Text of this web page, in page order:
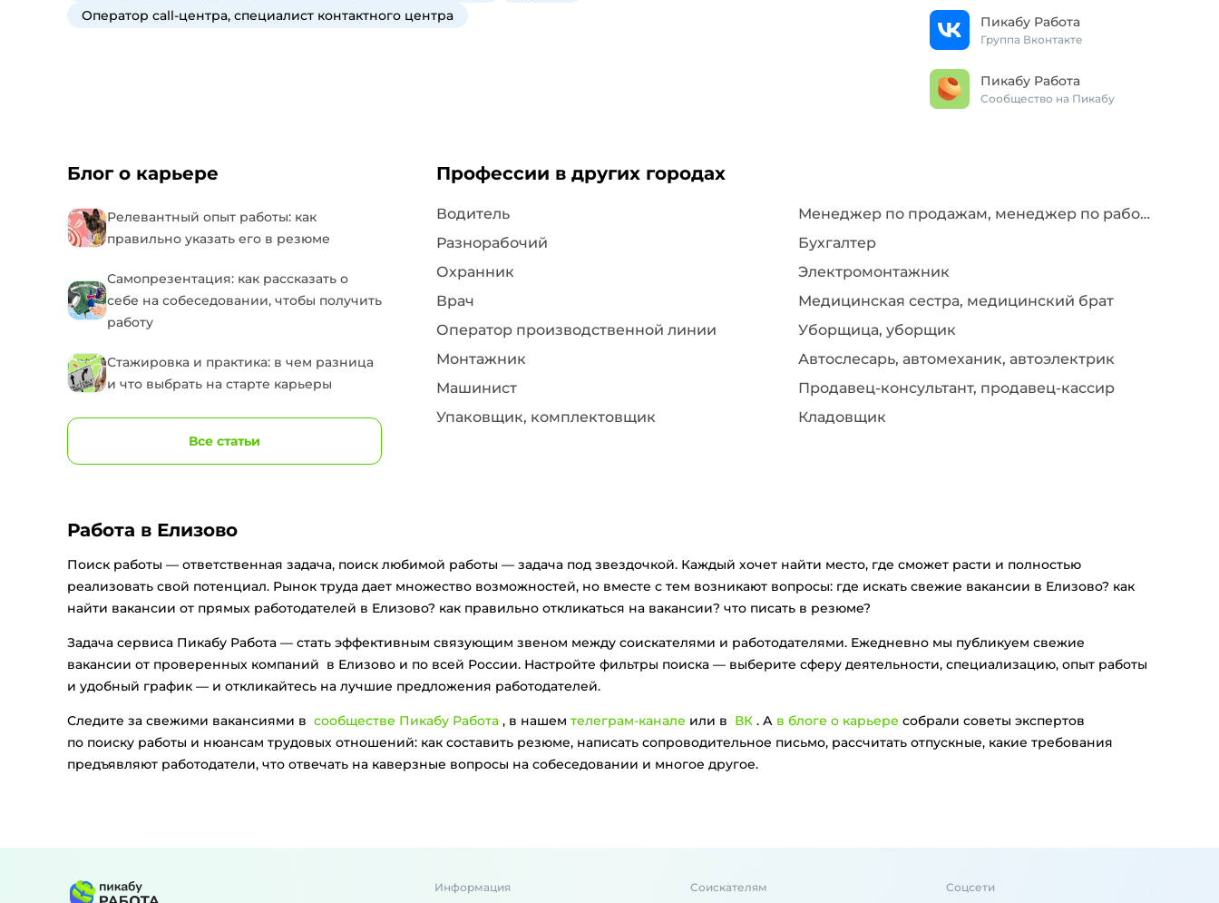
Оператор call-центра, специалист контактного центра
Пикабу Работа
Группа Вконтакте
Пикабу Работа
Сообщество на Пикабу
Блог о карьере
Релевантный опыт работы: как
правильно указать его в резюме
Самопрезентация: как рассказать о
себе на собеседовании, чтобы получить
работу
Стажировка и практика: в чем разница
и что выбрать на старте карьеры
Все статьи
Профессии в других городах
Водитель
Менеджер по продажам, менеджер по работе с клиентами
Разнорабочий
Бухгалтер
Охранник
Электромонтажник
Врач
Медицинская сестра, медицинский брат
Оператор производственной линии
Уборщица, уборщик
Монтажник
Автослесарь, автомеханик, автоэлектрик
Машинист
Продавец-консультант, продавец-кассир
Упаковщик, комплектовщик
Кладовщик
Работа в Елизово
Поиск работы — ответственная задача, поиск любимой работы — задача под звездочкой. Каждый хочет найти место, где сможет расти и полностью
реализовать свой потенциал. Рынок труда дает множество возможностей, но вместе с тем возникают вопросы: где искать свежие вакансии в Елизово? как
найти вакансии от прямых работодателей в Елизово? как правильно откликаться на вакансии? что писать в резюме?
Задача сервиса Пикабу Работа — стать эффективным связующим звеном между соискателями и работодателями. Ежедневно мы публикуем свежие
вакансии от проверенных компаний в Елизово и по всей России. Настройте фильтры поиска — выберите сферу деятельности, специализацию, опыт работы
и удобный график — и откликайтесь на лучшие предложения работодателей.
Следите за свежими вакансиями в сообществе Пикабу Работа , в нашем телеграм-канале или в ВК . А в блоге о карьере собрали советы экспертов
по поиску работы и нюансам трудовых отношений: как составить резюме, написать сопроводительное письмо, рассчитать отпускные, какие требования
предъявляют работодатели, что отвечать на каверзные вопросы на собеседовании и многое другое.
Информация Соискателям Соцсети